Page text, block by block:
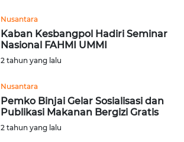
Nusantara
Kaban Kesbangpol Hadiri Seminar
Nasional FAHMI UMMI
2 tahun yang lalu
Nusantara
Pemko Binjai Gelar Sosialisasi dan
Publikasi Makanan Bergizi Gratis
2 tahun yang lalu